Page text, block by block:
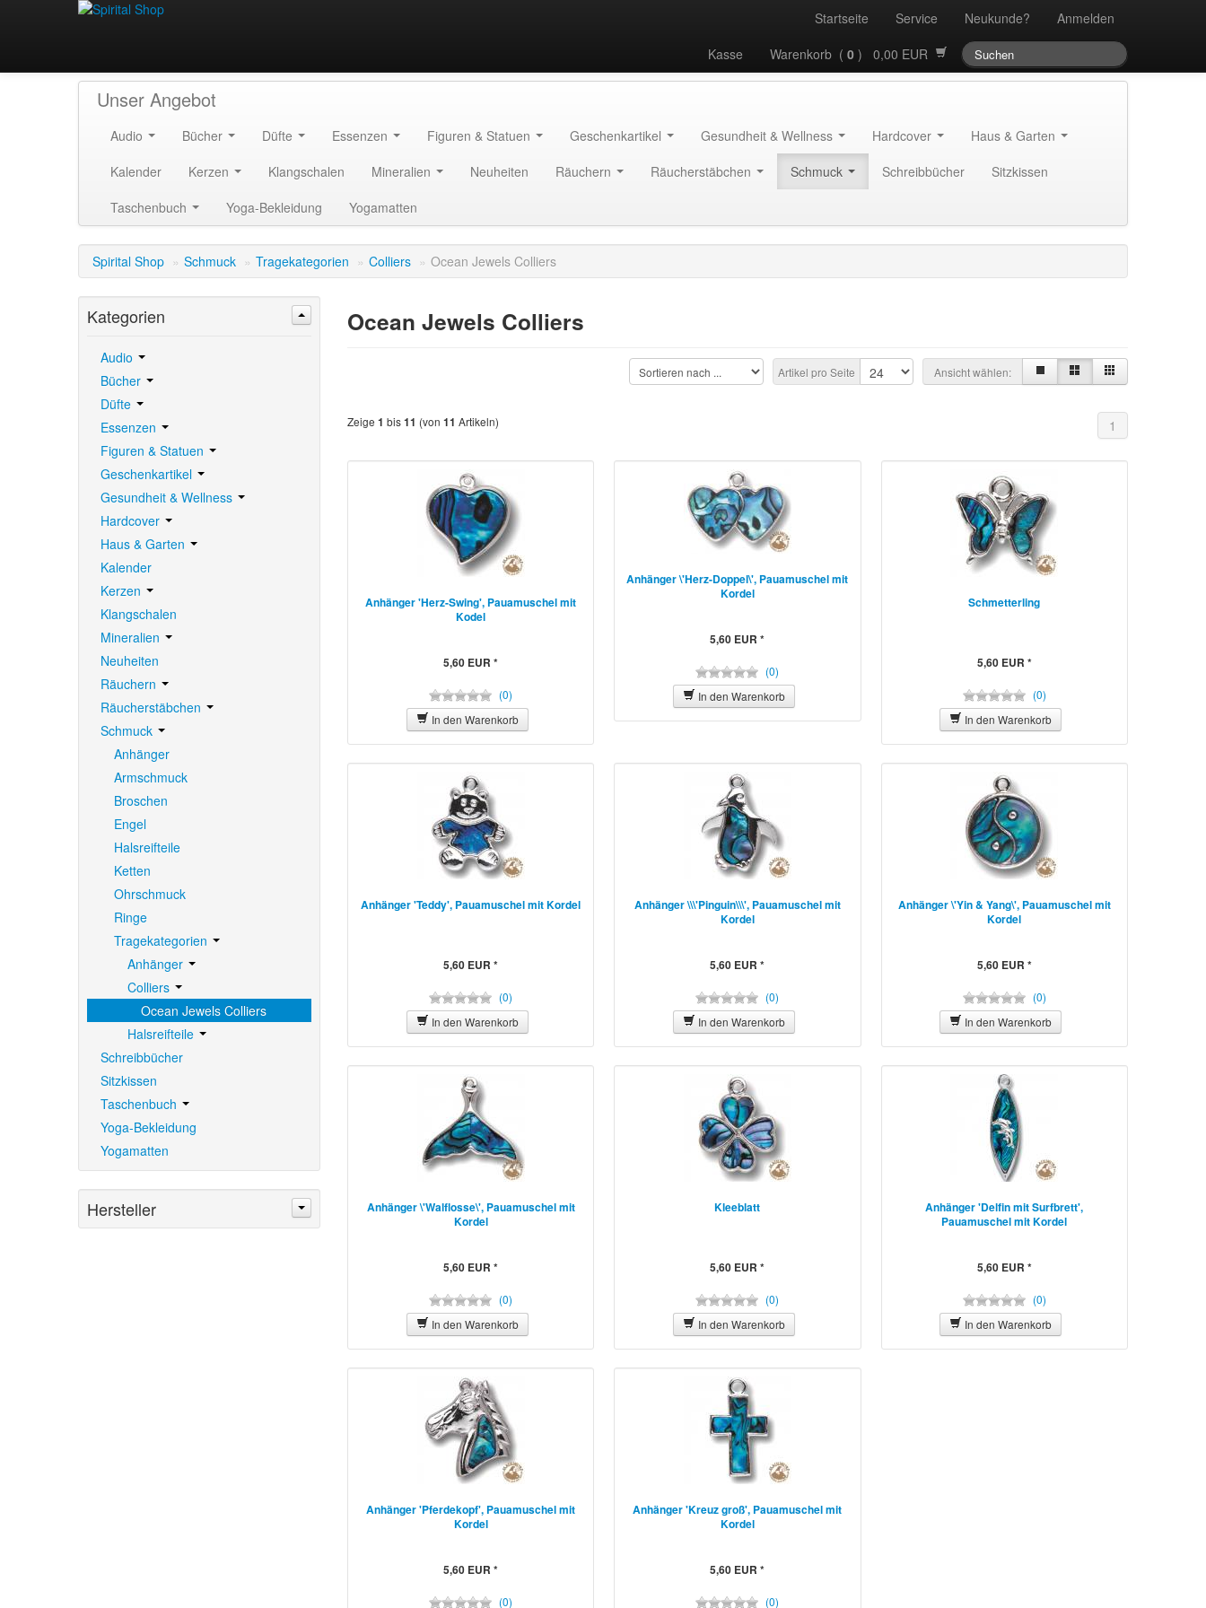
Startseite Service Neukunde?
Anmelden
Kasse
Warenkorb ( 0 ) 0,00 EUR
Unser Angebot
Audio Bücher Düfte Essenzen Figuren & Statuen Geschenkartikel Gesundheit & Wellness Hardcover
Haus & Garten
Kalender
Kerzen Klangschalen Mineralien Neuheiten Räuchern Räucherstäbchen Schmuck Schreibbücher
Sitzkissen
Taschenbuch
Yoga-Bekleidung Yogamatten
Spirital Shop » Schmuck » Tragekategorien » Colliers » Ocean Jewels Colliers
Ocean Jewels Colliers
Ansicht wählen:
Artikel pro Seite
Zeige 1 bis11 (von 11 Artikeln) 1
Anhänger 'Herz-Swing', Pauamuschel mit
Kodel
5,60 EUR *
(0)
In den Warenkorb
Anhänger \'Herz-Doppel\', Pauamuschel mit
Kordel
5,60 EUR *
(0)
In den Warenkorb
Schmetterling
5,60 EUR *
(0)
In den Warenkorb
Anhänger 'Teddy', Pauamuschel mit Kordel
5,60 EUR *
(0)
In den Warenkorb
Anhänger \\\'Pinguin\\\', Pauamuschel mit
Kordel
5,60 EUR *
(0)
In den Warenkorb
Anhänger \'Yin & Yang\', Pauamuschel mit
Kordel
5,60 EUR *
(0)
In den Warenkorb
Anhänger \'Walflosse\', Pauamuschel mit
Kordel
5,60 EUR *
(0)
In den Warenkorb
Kleeblatt
5,60 EUR *
(0)
In den Warenkorb
Anhänger 'Delfin mit Surfbrett',
Pauamuschel mit Kordel
5,60 EUR *
(0)
In den Warenkorb
Anhänger 'Pferdekopf', Pauamuschel mit
Kordel
5,60 EUR *
(0)
Anhänger 'Kreuz groß', Pauamuschel mit
Kordel
5,60 EUR *
(0)
Kategorien
Audio
Bücher
Düfte
Essenzen
Figuren & Statuen
Geschenkartikel
Gesundheit & Wellness
Hardcover
Haus & Garten
Kalender
Kerzen
Klangschalen
Mineralien
Neuheiten
Räuchern
Räucherstäbchen
Schmuck
Anhänger
Armschmuck
Broschen
Engel
Halsreifteile
Ketten
Ohrschmuck
Ringe
Tragekategorien
Anhänger
Colliers
Ocean Jewels Colliers
Halsreifteile
Schreibbücher
Sitzkissen
Taschenbuch
Yoga-Bekleidung
Yogamatten
Hersteller